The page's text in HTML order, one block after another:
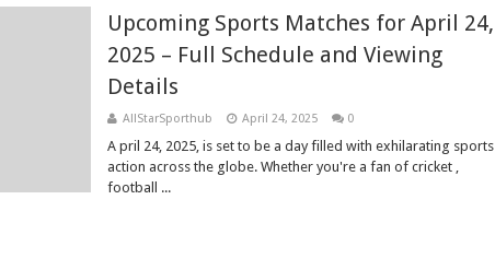
Upcoming Sports Matches for April 24,
2025 – Full Schedule and Viewing
Details
AllStarSporthub April 24, 2025 0
A pril 24, 2025, is set to be a day filled with exhilarating sports
action across the globe. Whether you're a fan of cricket ,
football ...